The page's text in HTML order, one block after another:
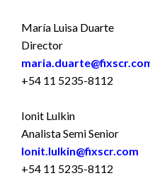
María Luisa Duarte
Director
+54 11 5235-8112
Ionit Lulkin
Analista Semi Senior
Ionit.lulkin@fixscr.com
+54 11 5235-8112